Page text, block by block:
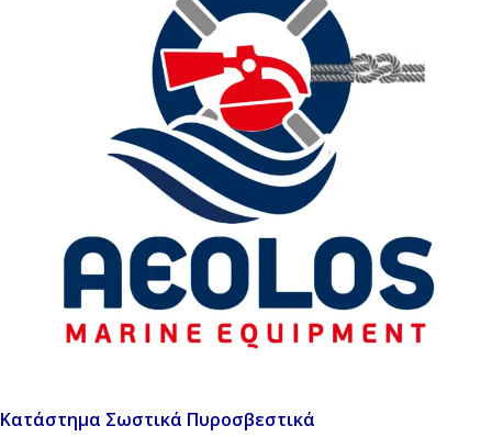
Κατάστημα Σωστικά Πυροσβεστικά